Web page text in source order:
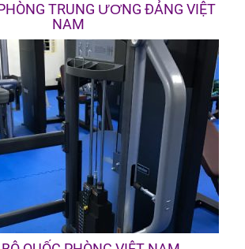
TRUNG ƯƠNG ĐẢNG VIỆT
NAM